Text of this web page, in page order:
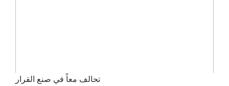
تحالف معاً في صنع القرار